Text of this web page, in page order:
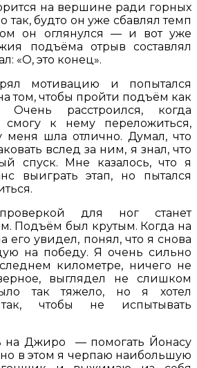
на вершине ради горных
так, будто он уже сбавлял темп
он оглянулся — и вот уже
подъёма отрыв составлял
«О, это конец».
мотивацию и попытался
том, чтобы пройти подъём как
Очень расстроился, когда
к нему переложиться,
меня шла отлично. Думал, что
вслед за ним, я знал, что
спуск. Мне казалось, что я
выиграть этап, но пытался
для ног станет
Подъём был крутым. Когда на
его увидел, понял, что я снова
на победу. Я очень сильно
километре, ничего не
выглядел не слишком
так тяжело, но я хотел
чтобы не испытывать
на Джиро — помогать Йонасу
в этом я черпаю наибольшую